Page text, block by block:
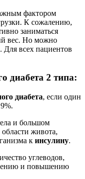
фактором
К сожалению,
заниматься
вес. Но можно
Для всех пациентов
диабета 2 типа:
диабета, если один
и большом
живота,
к инсулину.
углеводов,
и повышению